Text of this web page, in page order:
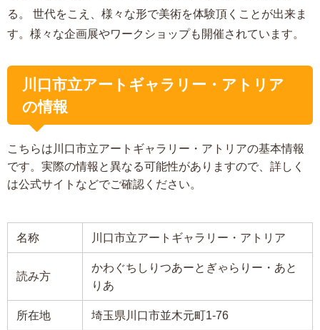
る。 世代をこえ、様々な形で美術を体験頂くことが出来ま
す。様々な企画展やワークショップも開催されています。
川口市立アートギャラリー・アトリア
の情報
こちらは川口市立アートギャラリー・アトリアの基本情報
です。実際の情報と異なる可能性がありますので、詳しく
は公式サイトなどでご確認ください。
名称 川口市立アートギャラリー・アトリア
読み方
かわぐちしりつあーとぎゃらりー・あと
りあ
所在地 埼玉県川口市並木元町1-76